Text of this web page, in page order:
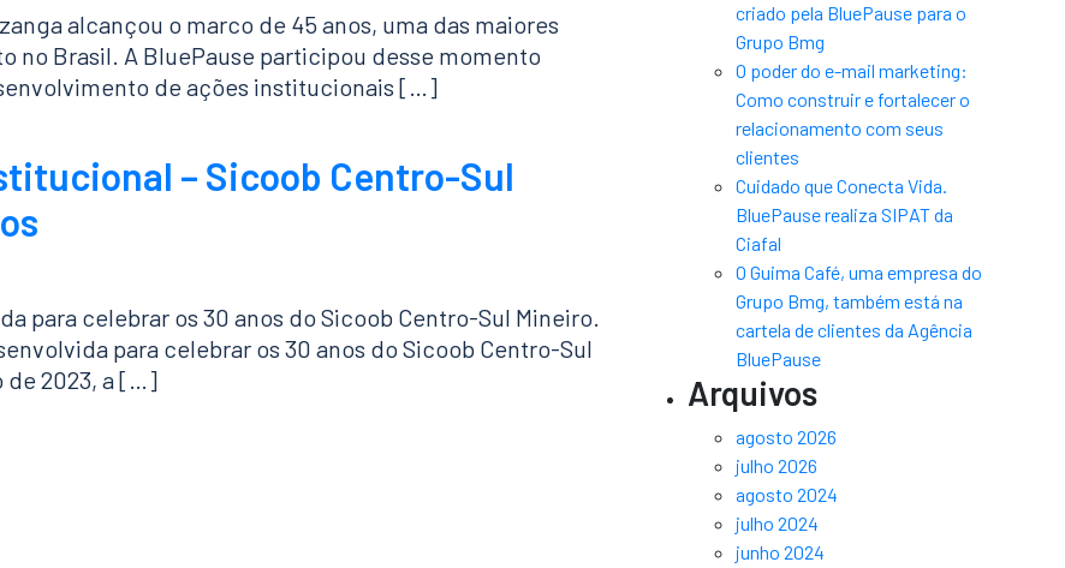
alcançou o marco de 45 anos, uma das maiores
no Brasil. A BluePause participou desse momento
de ações institucionais […]
– Sicoob Centro-Sul
para celebrar os 30 anos do Sicoob Centro-Sul Mineiro.
para celebrar os 30 anos do Sicoob Centro-Sul
de 2023, a […]
criado pela BluePause para o
Grupo Bmg
O poder do e-mail marketing:
Como construir e fortalecer o
relacionamento com seus
clientes
Cuidado que Conecta Vida.
BluePause realiza SIPAT da
Ciafal
O Guima Café, uma empresa do
Grupo Bmg, também está na
cartela de clientes da Agência
BluePause
Arquivos
agosto 2026
julho 2026
agosto 2024
julho 2024
junho 2024